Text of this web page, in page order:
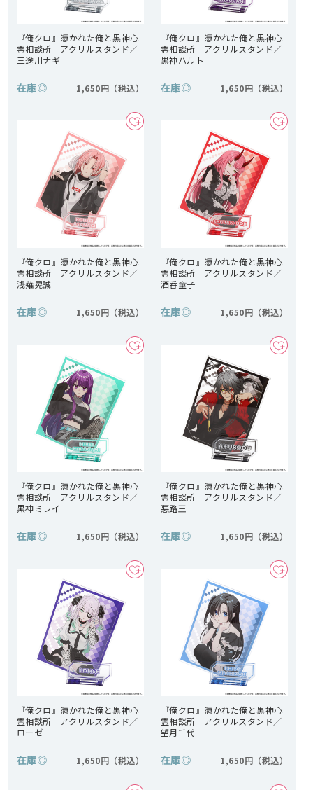
『俺クロ』憑かれた俺と黒神心
霊相談所 アクリルスタンド／
三途川ナギ
在庫◎ 1,650円
『俺クロ』憑かれた俺と黒神心
霊相談所 アクリルスタンド／
黒神ハルト
在庫◎ 1,650円
『俺クロ』憑かれた俺と黒神心
霊相談所 アクリルスタンド／
浅薙晃誠
在庫◎ 1,650円
『俺クロ』憑かれた俺と黒神心
霊相談所 アクリルスタンド／
酒呑童子
在庫◎ 1,650円
『俺クロ』憑かれた俺と黒神心
霊相談所 アクリルスタンド／
黒神ミレイ
在庫◎ 1,650円
『俺クロ』憑かれた俺と黒神心
霊相談所 アクリルスタンド／
悪路王
在庫◎ 1,650円
『俺クロ』憑かれた俺と黒神心
霊相談所 アクリルスタンド／
ローゼ
在庫◎ 1,650円
『俺クロ』憑かれた俺と黒神心
霊相談所 アクリルスタンド／
望月千代
在庫◎ 1,650円